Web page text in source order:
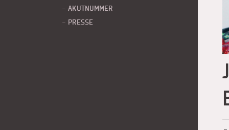
AKUTNUMMER
PRESSE